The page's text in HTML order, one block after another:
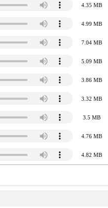
4.35 MB
4.99 MB
7.04 MB
5.09 MB
3.86 MB
3.32 MB
3.5 MB
4.76 MB
4.82 MB